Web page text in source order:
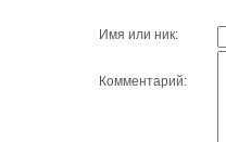
Имя или ник:
Комментарий: